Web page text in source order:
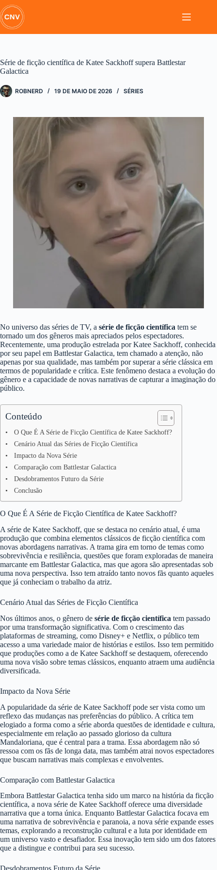
Pular
para
o
conteúdo
Série de ficção científica de Katee Sackhoff supera Battlestar
Galactica
ROBNERD 19 DE MAIO DE 2026 SÉRIES
No universo das séries de TV, a série de ficção científica tem se
tornado um dos gêneros mais apreciados pelos espectadores.
Recentemente, uma produção estrelada por Katee Sackhoff, conhecida
por seu papel em Battlestar Galactica, tem chamado a atenção, não
apenas por sua qualidade, mas também por superar a série clássica em
termos de popularidade e crítica. Este fenômeno destaca a evolução do
gênero e a capacidade de novas narrativas de capturar a imaginação do
público.
Conteúdo
O Que É A Série de Ficção Científica de Katee Sackhoff?
Cenário Atual das Séries de Ficção Científica
Impacto da Nova Série
Comparação com Battlestar Galactica
Desdobramentos Futuro da Série
Conclusão
O Que É A Série de Ficção Científica de Katee Sackhoff?
A série de Katee Sackhoff, que se destaca no cenário atual, é uma
produção que combina elementos clássicos de ficção científica com
novas abordagens narrativas. A trama gira em torno de temas como
sobrevivência e resiliência, questões que foram exploradas de maneira
marcante em Battlestar Galactica, mas que agora são apresentadas sob
uma nova perspectiva. Isso tem atraído tanto novos fãs quanto aqueles
que já conheciam o trabalho da atriz.
Cenário Atual das Séries de Ficção Científica
Nos últimos anos, o gênero de série de ficção científica tem passado
por uma transformação significativa. Com o crescimento das
plataformas de streaming, como Disney+ e Netflix, o público tem
acesso a uma variedade maior de histórias e estilos. Isso tem permitido
que produções como a de Katee Sackhoff se destaquem, oferecendo
uma nova visão sobre temas clássicos, enquanto atraem uma audiência
diversificada.
Impacto da Nova Série
A popularidade da série de Katee Sackhoff pode ser vista como um
reflexo das mudanças nas preferências do público. A crítica tem
elogiado a forma como a série aborda questões de identidade e cultura,
especialmente em relação ao passado glorioso da cultura
Mandaloriana, que é central para a trama. Essa abordagem não só
ressoa com os fãs de longa data, mas também atrai novos espectadores
que buscam narrativas mais complexas e envolventes.
Comparação com Battlestar Galactica
Embora Battlestar Galactica tenha sido um marco na história da ficção
científica, a nova série de Katee Sackhoff oferece uma diversidade
narrativa que a torna única. Enquanto Battlestar Galactica focava em
uma narrativa de sobrevivência e paranoia, a nova série expande esses
temas, explorando a reconstrução cultural e a luta por identidade em
um universo vasto e desafiador. Essa inovação tem sido um dos fatores
que a distingue e contribui para seu sucesso.